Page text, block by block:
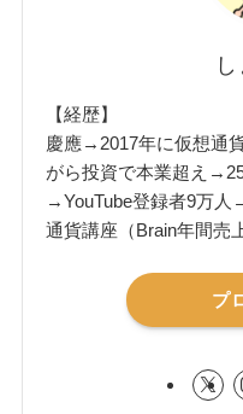
【経歴】
慶應→2017年に仮想通
がら投資で本業超え
→YouTube登録者9万人
通貨講座（Brain年間売
プ